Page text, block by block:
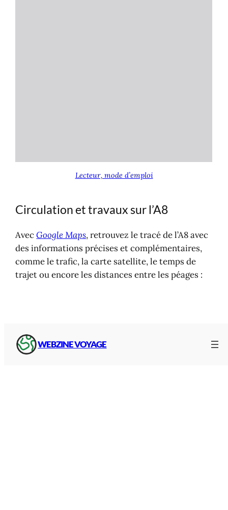
WEBZINE VOYAGE
Lecteur, mode d’emploi
Circulation et travaux sur l’A8
AvecGoogle Maps, retrouvez le tracé de l’A8 avec
des informations précises et complémentaires,
comme le trafic, la carte satellite, le temps de
trajet ou encore les distances entre les péages :